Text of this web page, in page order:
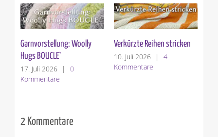
Garnvorstellung: Woolly
Hugs BOUCLE`
17. Juli 2026
|
0
Kommentare
Verkürzte Reihen stricken
10. Juli 2026
|
4
Kommentare
2 Kommentare